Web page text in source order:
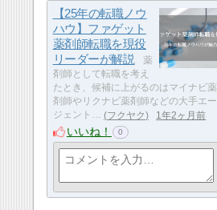
【25年の転職ノウ
ハウ】ファゲット
薬剤師転職を現役
リーダーが解説
薬
剤師として転職を考え
たとき、候補に上がるのはマイナビ薬
剤師やリクナビ薬剤師などの大手エー
ジェント…
フクヤク 1年2ヶ月前
いいね！ 0